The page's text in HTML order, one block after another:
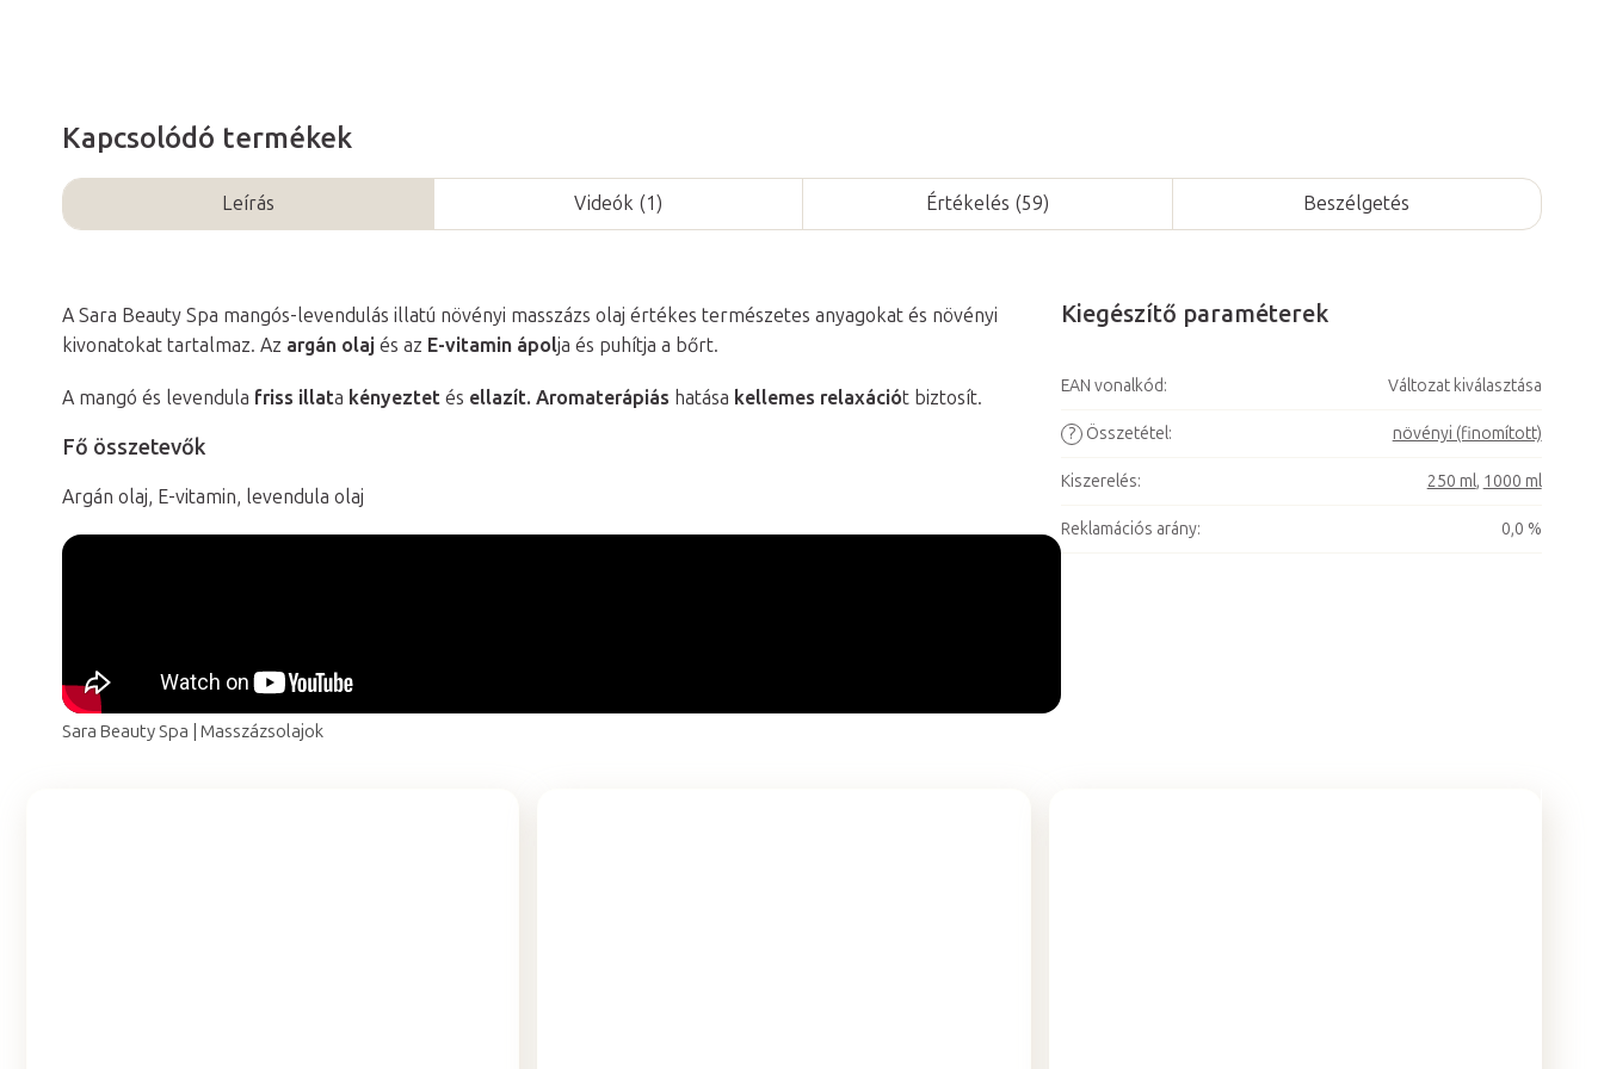
Kapcsolódó termékek
Leírás Videók (1) Értékelés (59) Beszélgetés
A Sara Beauty Spa mangós-levendulás illatú növényi masszázs olaj értékes természetes anyagokat és növényi
kivonatokat tartalmaz. Az argán olaj és az E-vitamin ápolja és puhítja a bőrt.
A mangó és levendula friss illata kényeztet és ellazít. Aromaterápiás hatása kellemes relaxációt biztosít.
Fő összetevők
Argán olaj, E-vitamin, levendula olaj
Sara Beauty Spa | Masszázsolajok
Kiegészítő paraméterek
EAN vonalkód: Változat kiválasztása
? Összetétel: növényi (finomított)
Kiszerelés: 250 ml, 1000 ml
Reklamációs arány: 0,0 %